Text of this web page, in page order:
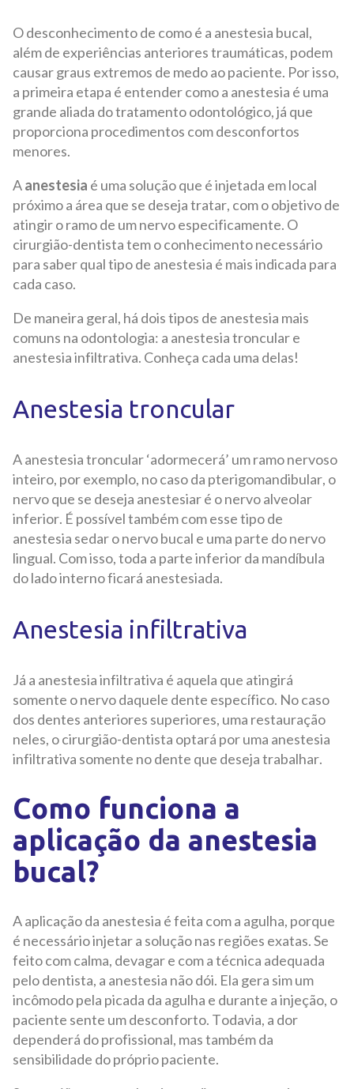
O desconhecimento de como é a anestesia bucal,
além de experiências anteriores traumáticas, podem
causar graus extremos de medo ao paciente. Por isso,
a primeira etapa é entender como a anestesia é uma
grande aliada do tratamento odontológico, já que
proporciona procedimentos com desconfortos
menores.
Aanestesia é uma solução que é injetada em local
próximo a área que se deseja tratar, com o objetivo de
atingir o ramo de um nervo especificamente. O
cirurgião-dentista tem o conhecimento necessário
para saber qual tipo de anestesia é mais indicada para
cada caso.
De maneira geral, há dois tipos de anestesia mais
comuns na odontologia: a anestesia troncular e
anestesia infiltrativa. Conheça cada uma delas!
Anestesia troncular
A anestesia troncular ‘adormecerá’ um ramo nervoso
inteiro, por exemplo, no caso da pterigomandibular, o
nervo que se deseja anestesiar é o nervo alveolar
inferior. É possível também com esse tipo de
anestesia sedar o nervo bucal e uma parte do nervo
lingual. Com isso, toda a parte inferior da mandíbula
do lado interno ficará anestesiada.
Anestesia infiltrativa
Já a anestesia infiltrativa é aquela que atingirá
somente o nervo daquele dente específico. No caso
dos dentes anteriores superiores, uma restauração
neles, o cirurgião-dentista optará por uma anestesia
infiltrativa somente no dente que deseja trabalhar.
Como funciona a
aplicação da anestesia
bucal?
A aplicação da anestesia é feita com a agulha, porque
é necessário injetar a solução nas regiões exatas. Se
feito com calma, devagar e com a técnica adequada
pelo dentista, a anestesia não dói. Ela gera sim um
incômodo pela picada da agulha e durante a injeção, o
paciente sente um desconforto. Todavia, a dor
dependerá do profissional, mas também da
sensibilidade do próprio paciente.